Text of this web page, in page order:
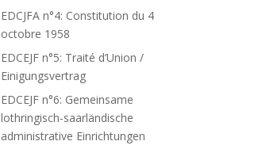
EDCJFA n°4: Constitution du 4
octobre 1958
EDCEJF n°5: Traité d’Union /
Einigungsvertrag
EDCEJF n°6: Gemeinsame
lothringisch-saarländische
administrative Einrichtungen